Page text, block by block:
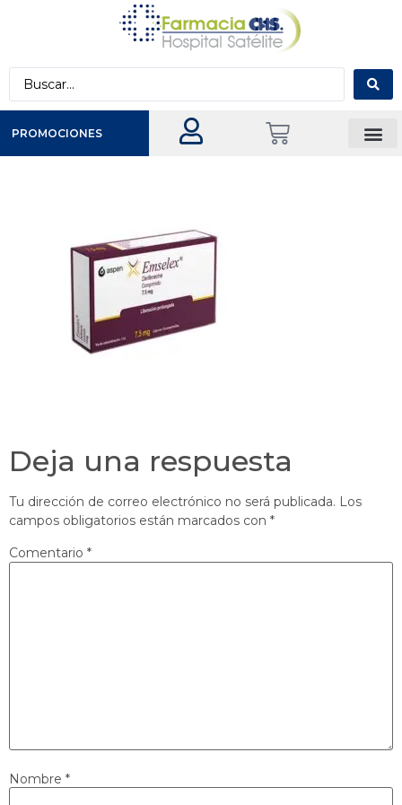
PROMOCIONES
Deja una respuesta
Tu dirección de correo electrónico no será publicada. Los
campos obligatorios están marcados con *
Comentario *
Nombre *